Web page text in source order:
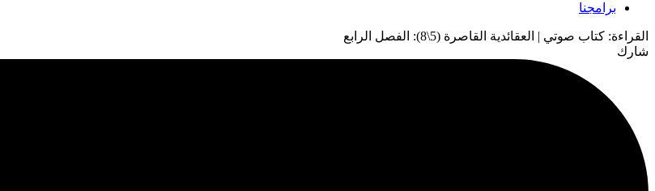
برامجنا
القراءة: كتاب صوتي | العقائدية القاصرة (5\8): الفصل الرابع
شارك